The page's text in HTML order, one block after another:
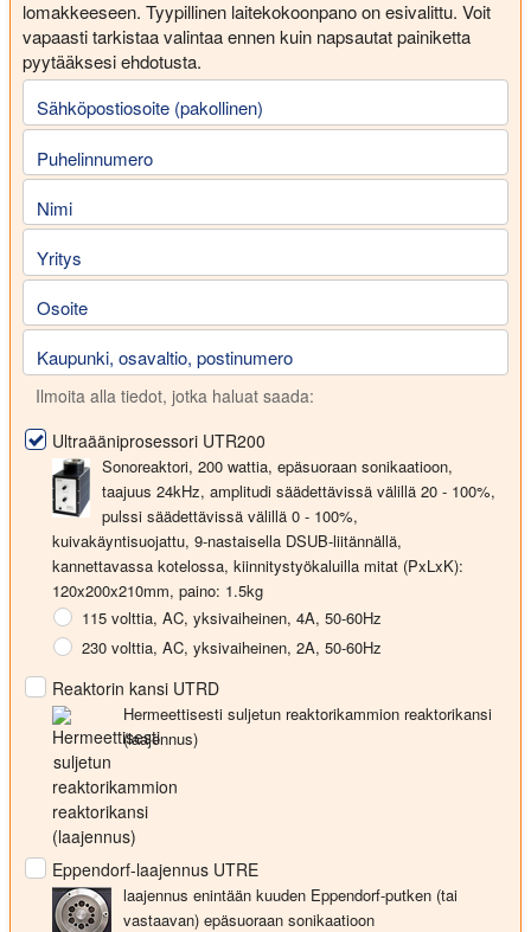
lomakkeeseen. Tyypillinen laitekokoonpano on esivalittu. Voit
vapaasti tarkistaa valintaa ennen kuin napsautat painiketta
pyytääksesi ehdotusta.
Sähköpostiosoite (pakollinen)
Puhelinnumero
Nimi
Yritys
Osoite
Kaupunki, osavaltio, postinumero
Ilmoita alla tiedot, jotka haluat saada:
Ultraääniprosessori UTR200
Sonoreaktori, 200 wattia, epäsuoraan sonikaatioon,
taajuus 24kHz, amplitudi säädettävissä välillä 20 - 100%,
pulssi säädettävissä välillä 0 - 100%,
kuivakäyntisuojattu, 9-nastaisella DSUB-liitännällä,
kannettavassa kotelossa, kiinnitystyökaluilla mitat (PxLxK):
120x200x210mm, paino: 1.5kg
115 volttia, AC, yksivaiheinen, 4A, 50-60Hz
230 volttia, AC, yksivaiheinen, 2A, 50-60Hz
Reaktorin kansi UTRD
Hermeettisesti suljetun reaktorikammion reaktorikansi
(laajennus)
Eppendorf-laajennus UTRE
laajennus enintään kuuden Eppendorf-putken (tai
vastaavan) epäsuoraan sonikaatioon